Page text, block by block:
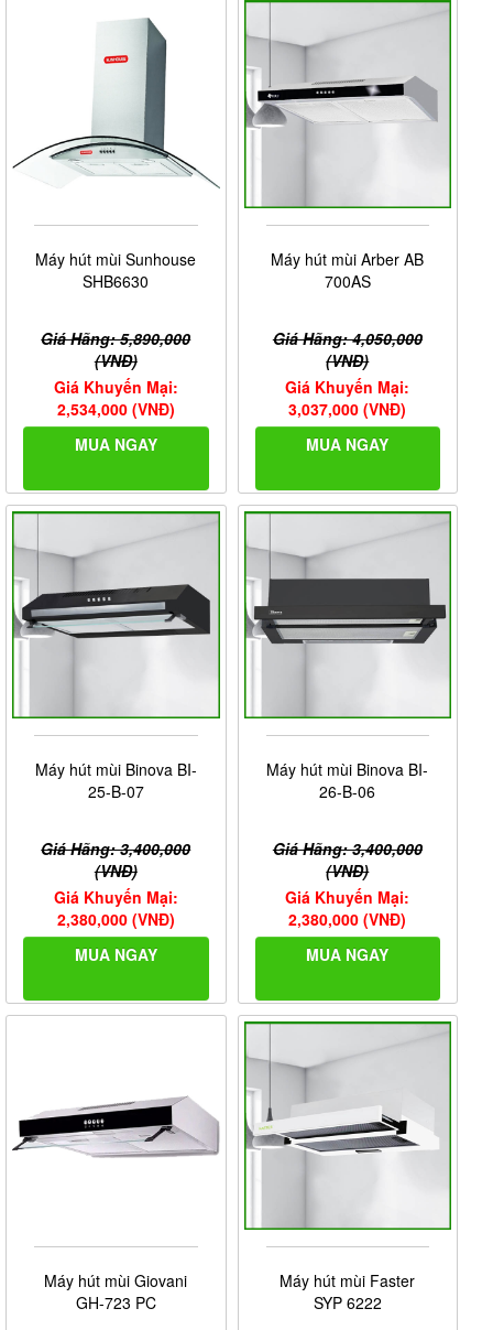
Máy hút mùi Sunhouse
SHB6630
Giá Hãng: 5,890,000
(VNĐ)
Giá Khuyến Mại:
2,534,000 (VNĐ)
MUA NGAY
Máy hút mùi Arber AB
700AS
Giá Hãng: 4,050,000
(VNĐ)
Giá Khuyến Mại:
3,037,000 (VNĐ)
MUA NGAY
Máy hút mùi Binova BI-
25-B-07
Giá Hãng: 3,400,000
(VNĐ)
Giá Khuyến Mại:
2,380,000 (VNĐ)
MUA NGAY
Máy hút mùi Binova BI-
26-B-06
Giá Hãng: 3,400,000
(VNĐ)
Giá Khuyến Mại:
2,380,000 (VNĐ)
MUA NGAY
Máy hút mùi Giovani
GH-723 PC
Máy hút mùi Faster
SYP 6222